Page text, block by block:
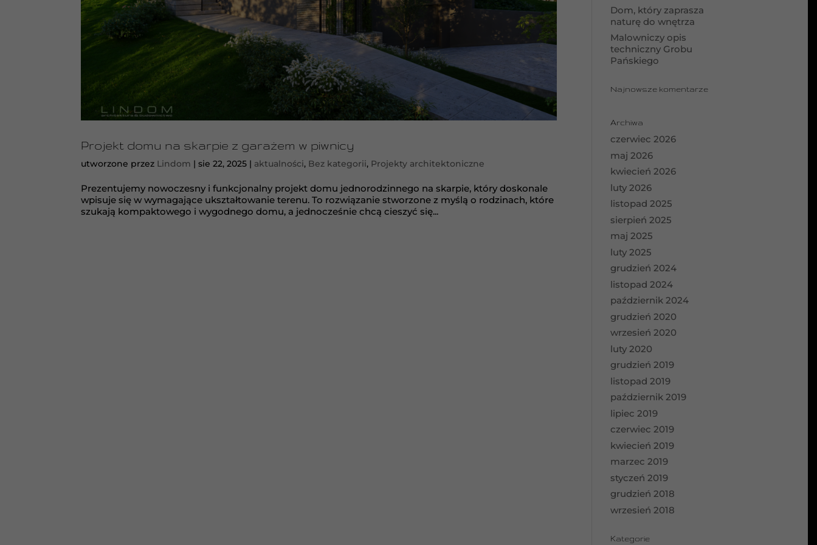
Projekt domu na skarpie z garażem w piwnicy
utworzone przez Lindom | sie 22, 2025| aktualności, Bez kategorii, Projekty architektoniczne
Prezentujemy nowoczesny i funkcjonalny projekt domu jednorodzinnego na skarpie, który doskonale
wpisuje się w wymagające ukształtowanie terenu. To rozwiązanie stworzone z myślą o rodzinach, które
szukają kompaktowego i wygodnego domu, a jednocześnie chcą cieszyć się...
Dom, który zaprasza
naturę do wnętrza
Malowniczy opis
techniczny Grobu
Pańskiego
Najnowsze komentarze
Archiwa
czerwiec 2026
maj 2026
kwiecień 2026
luty 2026
listopad 2025
sierpień 2025
maj 2025
luty 2025
grudzień 2024
listopad 2024
październik 2024
grudzień 2020
wrzesień 2020
luty 2020
grudzień 2019
listopad 2019
październik 2019
lipiec 2019
czerwiec 2019
kwiecień 2019
marzec 2019
styczeń 2019
grudzień 2018
wrzesień 2018
Kategorie